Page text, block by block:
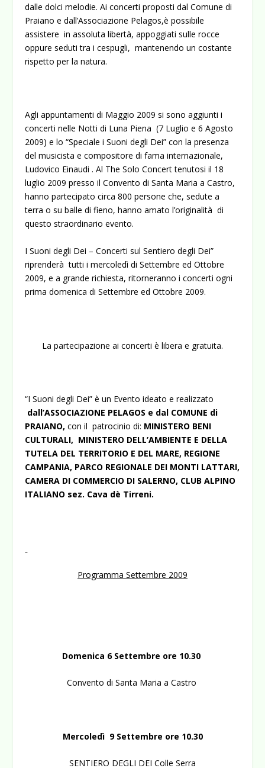
dalle dolci melodie. Ai concerti proposti dal Comune di
Praiano e dall’Associazione Pelagos,è possibile
assistere in assoluta libertà, appoggiati sulle rocce
oppure seduti tra i cespugli, mantenendo un costante
rispetto per la natura.
Agli appuntamenti di Maggio 2009 si sono aggiunti i
concerti nelle Notti di Luna Piena (7 Luglio e 6 Agosto
2009) e lo “Speciale i Suoni degli Dei” con la presenza
del musicista e compositore di fama internazionale,
Ludovico Einaudi . Al The Solo Concert tenutosi il 18
luglio 2009 presso il Convento di Santa Maria a Castro,
hanno partecipato circa 800 persone che, sedute a
terra o su balle di fieno, hanno amato l’originalità di
questo straordinario evento.
I Suoni degli Dei – Concerti sul Sentiero degli Dei”
riprenderà tutti i mercoledì di Settembre ed Ottobre
2009, e a grande richiesta, ritorneranno i concerti ogni
prima domenica di Settembre ed Ottobre 2009.
La partecipazione ai concerti è libera e gratuita.
“I Suoni degli Dei” è un Evento ideato e realizzato
dall’ASSOCIAZIONE PELAGOS e dal COMUNE di
PRAIANO,con il patrocinio di: MINISTERO BENI
CULTURALI, MINISTERO DELL’AMBIENTE E DELLA
TUTELA DEL TERRITORIO E DEL MARE, REGIONE
CAMPANIA, PARCO REGIONALE DEI MONTI LATTARI,
CAMERA DI COMMERCIO DI SALERNO, CLUB ALPINO
ITALIANO sez. Cava dè Tirreni.
Programma Settembre 2009
Domenica 6 Settembre ore 10.30
Convento di Santa Maria a Castro
Mercoledì 9 Settembre ore 10.30
SENTIERO DEGLI DEI Colle Serra